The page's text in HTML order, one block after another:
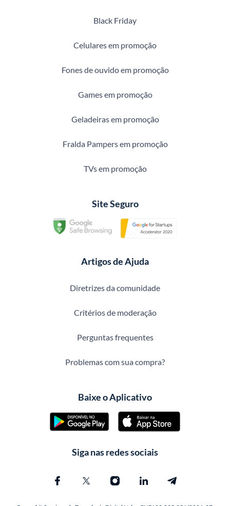
Black Friday
Celulares em promoção
Fones de ouvido em promoção
Games em promoção
Geladeiras em promoção
Fralda Pampers em promoção
TVs em promoção
Site Seguro
Artigos de Ajuda
Diretrizes da comunidade
Critérios de moderação
Perguntas frequentes
Problemas com sua compra?
Baixe o Aplicativo
Siga nas redes sociais